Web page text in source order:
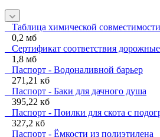
Таблица химической совместимости
0,2 мб
Сертификат соответствия
1,8 мб
Паспорт - Водоналивной барьер
271,21 кб
Паспорт - Баки для дачного душа
395,22 кб
Паспорт - Поилки для скота с
327,2 кб
Паспорт - Ёмкости из полиэтилена